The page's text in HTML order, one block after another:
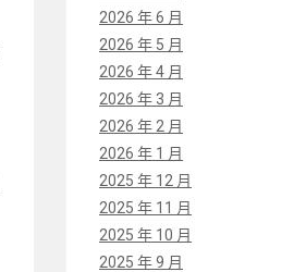
2026 年 6 月
2026 年 5 月
2026 年 4 月
2026 年 3 月
2026 年 2 月
2026 年 1 月
2025 年 12 月
2025 年 11 月
2025 年 10 月
2025 年 9 月